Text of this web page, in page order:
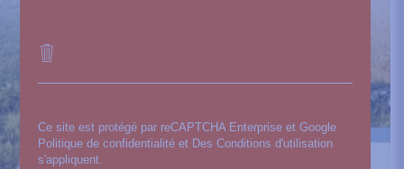
Ce site est protégé par reCAPTCHA Enterprise et Google
Politique de confidentialitéet Des Conditions d'utilisation
s'appliquent.